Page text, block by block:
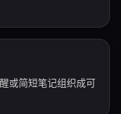
或简短笔记组织成可